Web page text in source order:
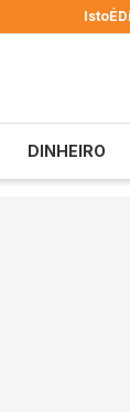
IstoÉ
DINHEIRO